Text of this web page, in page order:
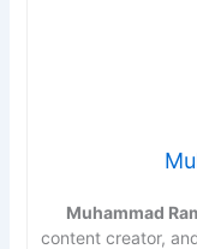
Muhammad
content creator,